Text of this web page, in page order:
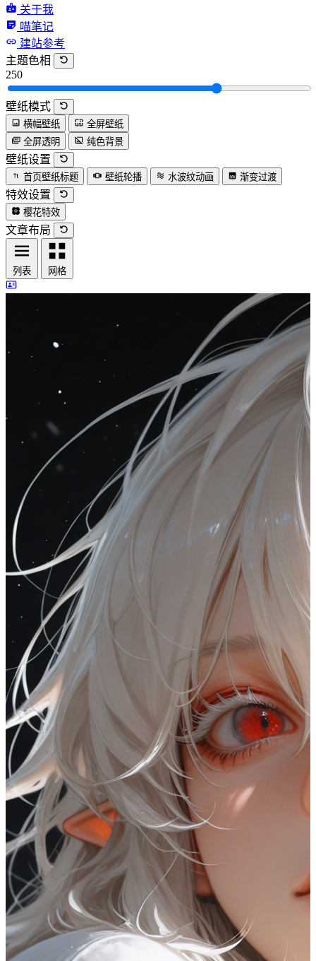
关于我
喵笔记
建站参考
主题色相
250
壁纸模式
横幅壁纸
全屏壁纸
全屏透明
纯色背景
壁纸设置
首页壁纸标题 壁纸轮播 水波纹动画 渐变过渡
特效设置
樱花特效
文章布局
列表 网格